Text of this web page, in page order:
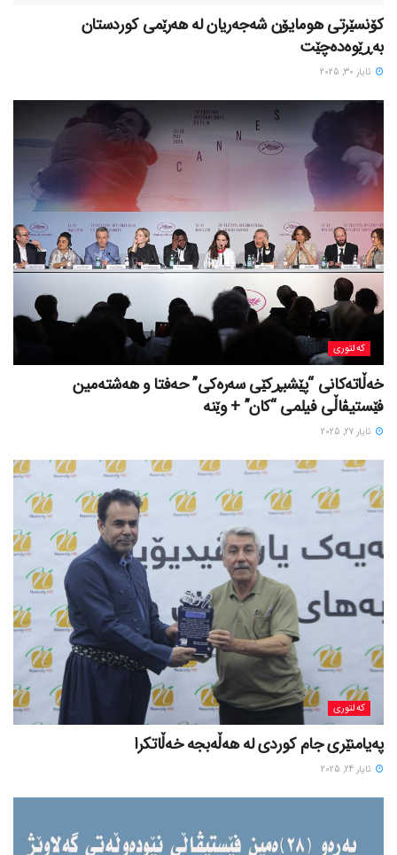
کۆنسێرتی هومایۆن شەجەریان لە هەرێمی کوردستان
بەڕێوەدەچێت
ئایار 30, 2025
کەلتوری
خه‌ڵاته‌کانی “پێشبڕکێی سه‌ره‌کی” حه‌فتا و هه‌شته‌مین
فێستیڤاڵی فیلمی “کان” + وێنە
ئایار 27, 2025
کەلتوری
پەیامنێری جام کوردی لە ھەڵەبجە خەڵاتکرا
ئایار 24, 2025